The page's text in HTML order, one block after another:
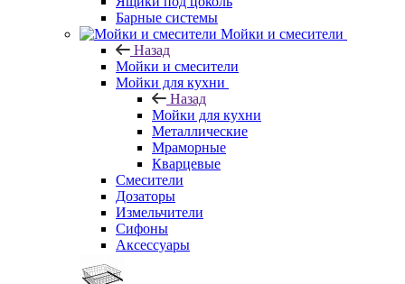
Барные системы
Мойки и смесители
Назад
Мойки и смесители
Мойки для кухни
Назад
Мойки для кухни
Металлические
Мраморные
Кварцевые
Смесители
Дозаторы
Измельчители
Сифоны
Аксессуары